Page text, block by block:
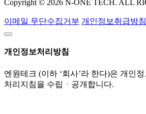
Copyright © 2026 N-ONE TECH. ALL
이메일 무단수집거부 개인정보취급방침
개인정보처리방침
엔원테크 (이하 ‘회사’라 한다)은 개인
처리지침을 수립ㆍ공개합니다.